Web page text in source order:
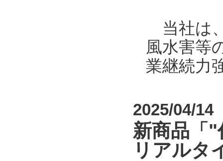
当社は
風水害等
業継続力
2025/04/14
新商品「
リアルタ